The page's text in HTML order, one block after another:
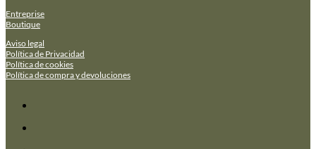
Entreprise
Boutique
Aviso legal
Política de Privacidad
Política de cookies
Política de compra y devoluciones